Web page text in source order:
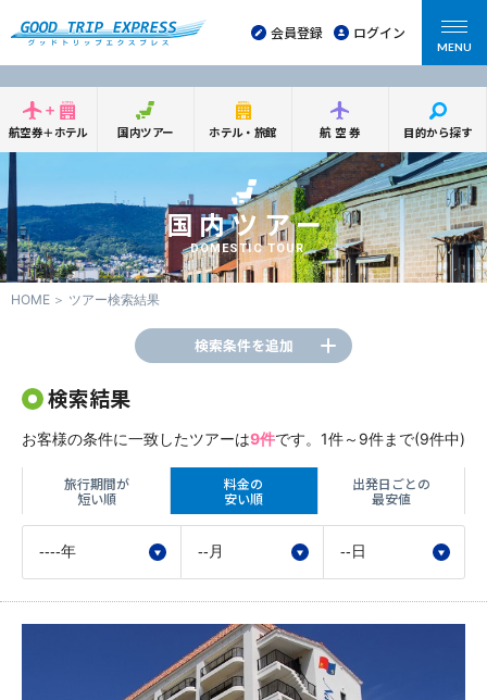
会員登録 ログイン
MENU
航空券＋ホテル 国内ツアー ホテル・旅館 航空券 目的から探す
国内ツアー
DOMESTIC TOUR
HOME ツアー検索結果
検索条件を追加
検索結果
お客様の条件に一致したツアーは9件です。1件～9件まで(9件中)
旅行期間が
短い順
料金の
安い順
出発日ごとの
最安値